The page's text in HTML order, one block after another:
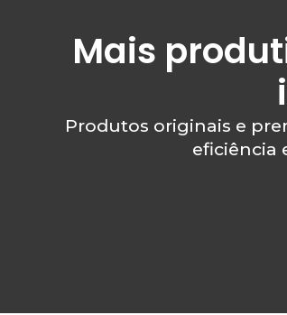
Mais
Produtos originais e
eficiência